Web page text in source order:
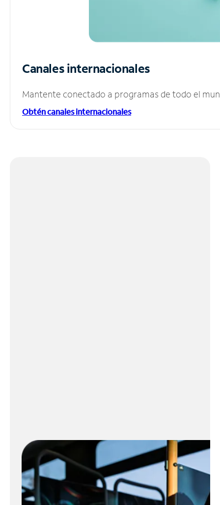
Canales internacionales
Mantente conectado a programas de todo el
Obtén canales internacionales